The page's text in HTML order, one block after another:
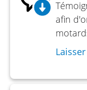
Suspension
en précharge et
Type de freinage -
Frein avant - 2
afin